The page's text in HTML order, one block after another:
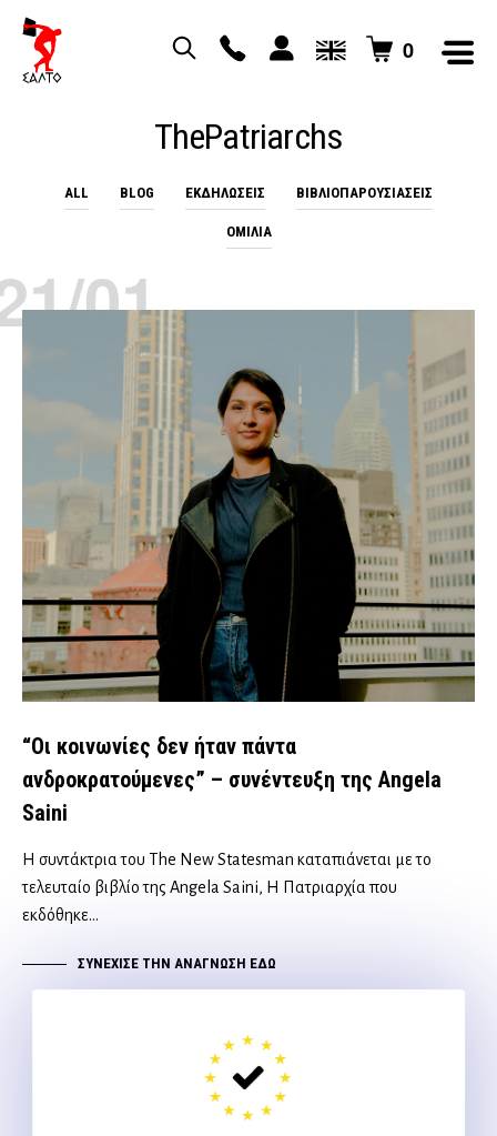
0
ThePatriarchs
ALL BLOG EΚΔΗΛΏΣΕΙΣ ΒΙΒΛΙΟΠΑΡΟΥΣΙΆΣΕΙΣ
ΟΜΙΛΊΑ
01
“Οι κοινωνίες δεν ήταν πάντα
ανδροκρατούμενες” – συνέντευξη της Angela
Saini
Η συντάκτρια του The New Statesman καταπιάνεται με τo
τελευταίο βιβλίο της Angela Saini, Η Πατριαρχία που
εκδόθηκε…
ΣΥΝΈΧΙΣΕ ΤΗΝ ΑΝΆΓΝΩΣΗ ΕΔΏ